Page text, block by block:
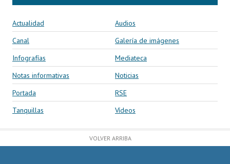
Actualidad
Audios
Canal
Galería de imágenes
Infografías
Mediateca
Notas informativas
Noticias
Portada
RSE
Tanquillas
Vídeos
VOLVER ARRIBA